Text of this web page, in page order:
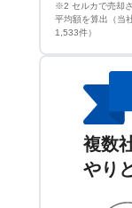
※2 セルカで売却
平均額を算出（当
1,533件）
複数
やり